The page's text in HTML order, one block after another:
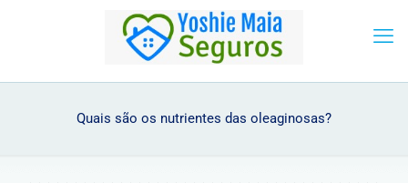
Quais são os nutrientes das oleaginosas?